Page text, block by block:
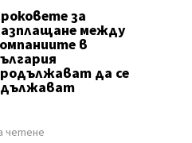
за
между
в
да се
четене